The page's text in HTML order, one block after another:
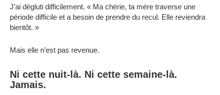
J’ai dégluti difficilement. « Ma chérie, ta mère traverse une
période difficile et a besoin de prendre du recul. Elle reviendra
bientôt. »
Mais elle n’est pas revenue.
Ni cette nuit-là. Ni cette semaine-là.
Jamais.